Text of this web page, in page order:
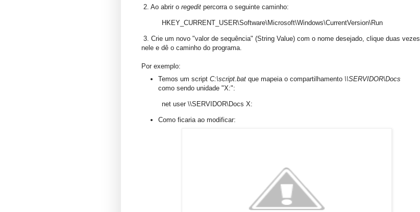
2. Ao abrir o regedit percorra o seguinte caminho:
HKEY_CURRENT_USER\Software\Microsoft\Windows\CurrentVersion\Run
3. Crie um novo "valor de sequência" (String Value) com o nome desejado, clique duas vezes
nele e dê o caminho do programa.
Por exemplo:
Temos um script C:\script.bat que mapeia o compartilhamento \\SERVIDOR\Docs
como sendo unidade "X:":
net user \\SERVIDOR\Docs X:
Como ficaria ao modificar: